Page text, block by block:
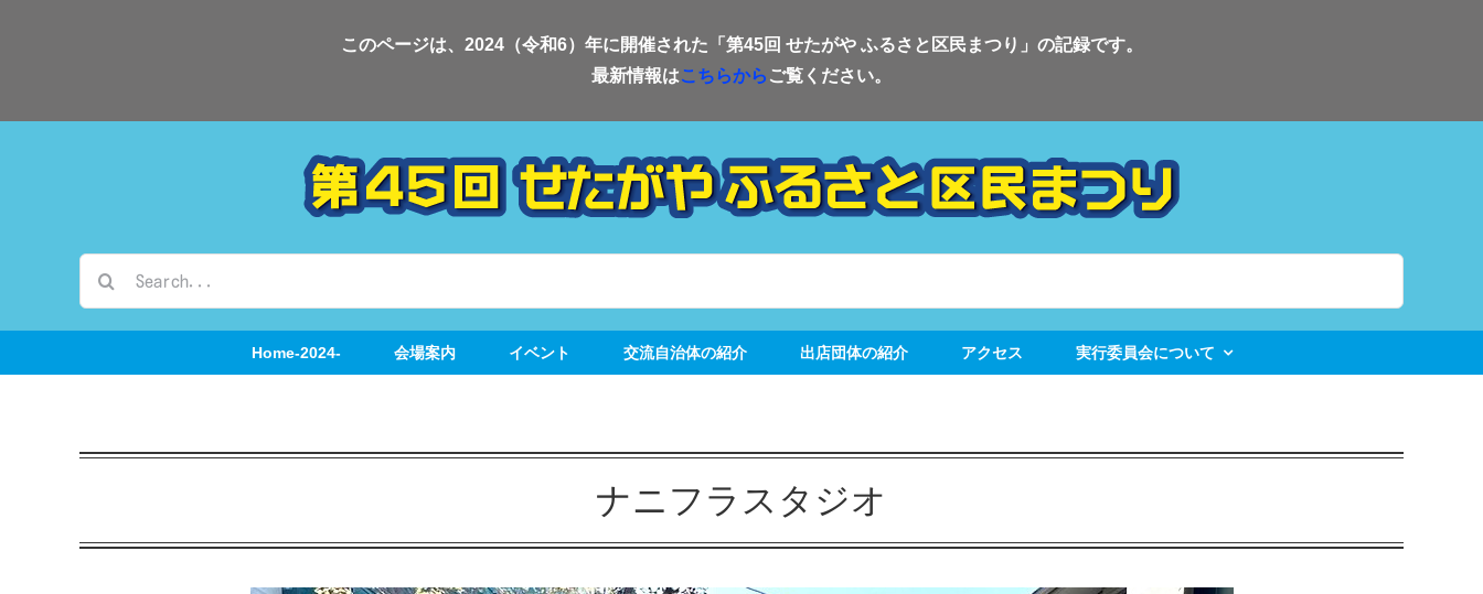
このページは、2024（令和6）年に開催された「第45回 せたがや ふるさと区民まつり」の記録です。
最新情報はこちらから ご覧ください。
…
Home-2024-
会場案内 イベント 交流自治体の紹介 出店団体の紹介 アクセス 実行委員会について
ナニフラスタジオ